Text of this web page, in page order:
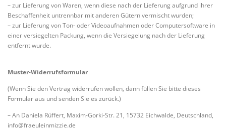
– zur Lieferung von Waren, wenn diese nach der Lieferung aufgrund ihrer
Beschaffenheit untrennbar mit anderen Gütern vermischt wurden;
– zur Lieferung von Ton- oder Videoaufnahmen oder Computersoftware in
einer versiegelten Packung, wenn die Versiegelung nach der Lieferung
entfernt wurde.
Muster-Widerrufsformular
(Wenn Sie den Vertrag widerrufen wollen, dann füllen Sie bitte dieses
Formular aus und senden Sie es zurück.)
– An Daniela Rüffert, Maxim-Gorki-Str. 21, 15732 Eichwalde, Deutschland,
info@fraeuleinmizzie.de